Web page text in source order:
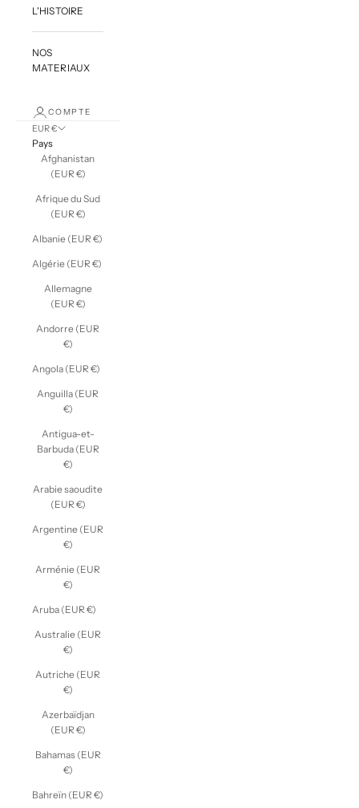
L'HISTOIRE
NOS
MATERIAUX
COMPTE
EUR €
Pays
Afghanistan
(EUR €)
Afrique du Sud
(EUR €)
Albanie (EUR €)
Algérie (EUR €)
Allemagne
(EUR €)
Andorre (EUR
€)
Angola (EUR €)
Anguilla (EUR
€)
Antigua-et-
Barbuda (EUR
€)
Arabie saoudite
(EUR €)
Argentine (EUR
€)
Arménie (EUR
€)
Aruba (EUR €)
Australie (EUR
€)
Autriche (EUR
€)
Azerbaïdjan
(EUR €)
Bahamas (EUR
€)
Bahreïn (EUR €)